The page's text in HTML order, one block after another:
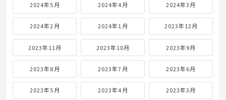
2024年5月 2024年4月 2024年3月
2024年2月 2024年1月 2023年12月
2023年11月 2023年10月 2023年9月
2023年8月 2023年7月 2023年6月
2023年5月 2023年4月 2023年3月